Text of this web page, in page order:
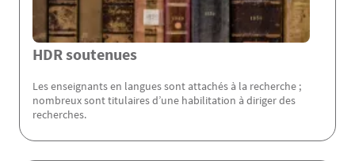
HDR soutenues
Les enseignants en langues sont attachés à la recherche ;
nombreux sont titulaires d’une habilitation à diriger des
recherches.